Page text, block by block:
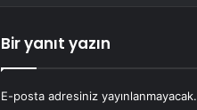
Bir yanıt yazın
E-posta adresiniz yayınlanmayacak.